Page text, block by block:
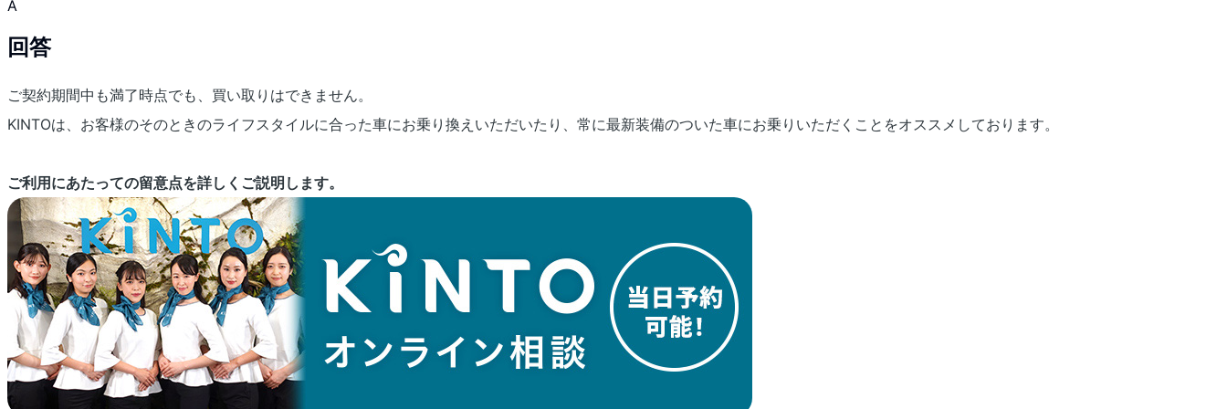
A
回答
ご契約期間中も満了時点でも、買い取りはできません。
KINTOは、お客様のそのときのライフスタイルに合った車にお乗り換えいただいたり、常に最新装備のついた車にお乗りいただくことをオススメしております。
ご利用にあたっての留意点を詳しくご説明します。